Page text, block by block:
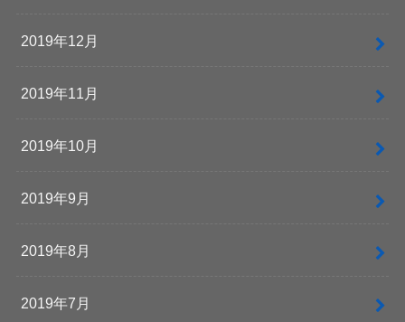
2019年12月
2019年11月
2019年10月
2019年9月
2019年8月
2019年7月